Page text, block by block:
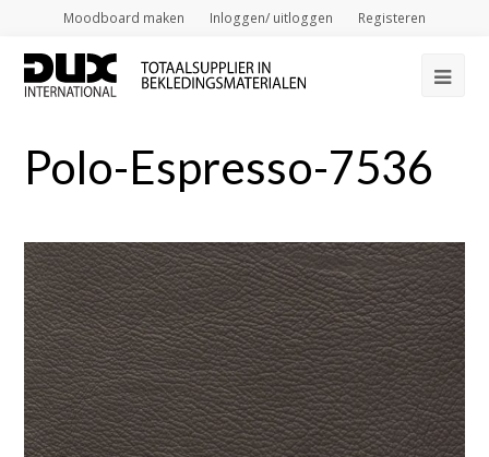
Moodboard maken Inloggen/ uitloggen Registeren
Polo-Espresso-7536